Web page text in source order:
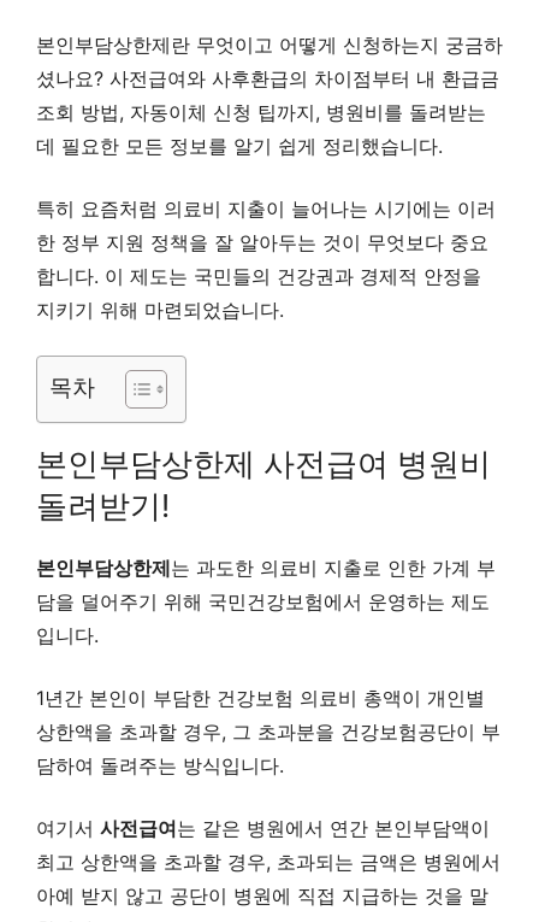
본인부담상한제란 무엇이고 어떻게 신청하는지 궁금하
셨나요? 사전급여와 사후환급의 차이점부터 내 환급금
조회 방법, 자동이체 신청 팁까지, 병원비를 돌려받는
데 필요한 모든 정보를 알기 쉽게 정리했습니다.
특히 요즘처럼 의료비 지출이 늘어나는 시기에는 이러
한 정부 지원 정책을 잘 알아두는 것이 무엇보다 중요
합니다. 이 제도는 국민들의 건강권과 경제적 안정을
지키기 위해 마련되었습니다.
목차
본인부담상한제 사전급여 병원비
돌려받기!
본인부담상한제는 과도한 의료비 지출로 인한 가계 부
담을 덜어주기 위해 국민건강보험에서 운영하는 제도
입니다.
1년간 본인이 부담한 건강보험 의료비 총액이 개인별
상한액을 초과할 경우, 그 초과분을 건강보험공단이 부
담하여 돌려주는 방식입니다.
여기서 사전급여는 같은 병원에서 연간 본인부담액이
최고 상한액을 초과할 경우, 초과되는 금액은 병원에서
아예 받지 않고 공단이 병원에 직접 지급하는 것을 말